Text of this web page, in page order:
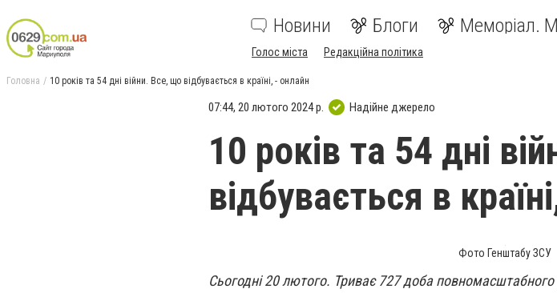
Новини Блоги Меморіал.
Голос міста Редакційна політика
Головна 10 років та 54 дні війни. Все, що відбувається в країні, - онлайн
07:44, 20 лютого 2024 р. Надійне джерело
10 років та 54 дні
відбувається в
Фото Генштабу ЗСУ
Сьогодні 20 лютого. Триває 727 доба повномасштабного